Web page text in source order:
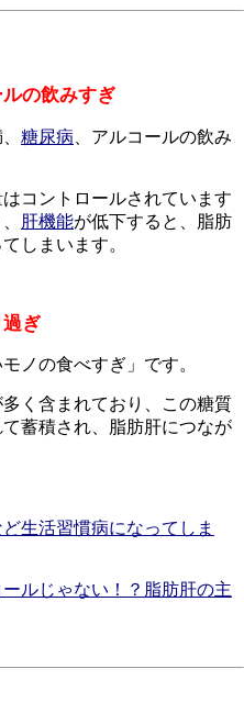
の飲みすぎ
糖尿病 、アルコールの飲み
コントロールされています
肝機能が低下すると、脂肪
しまいます。
ぎ
ノの食べすぎ」です。
く含まれており、この糖質
蓄積され、脂肪肝につなが
生活習慣病になってしま
ルじゃない！？脂肪肝の主